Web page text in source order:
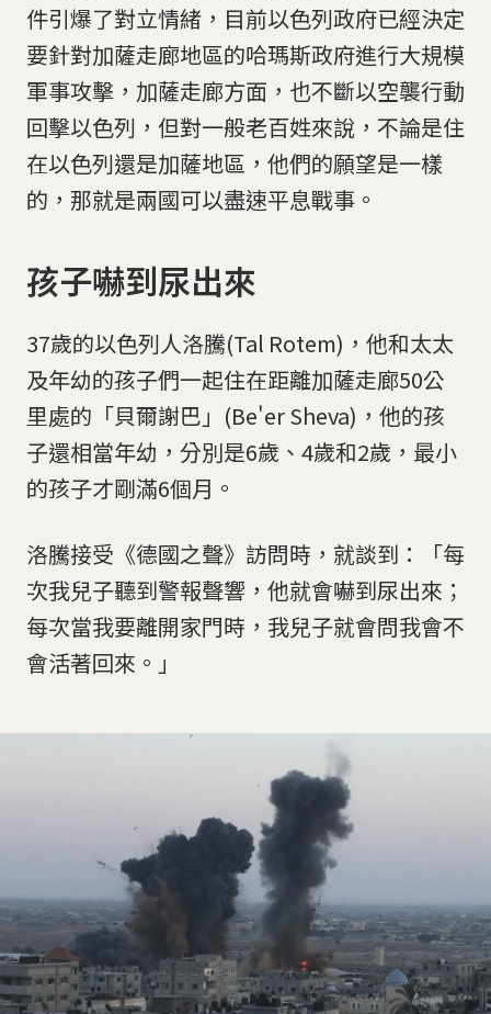
件引爆了對立情緒，目前以色列政府已經決定
要針對加薩走廊地區的哈瑪斯政府進行大規模
軍事攻擊，加薩走廊方面，也不斷以空襲行動
回擊以色列，但對一般老百姓來說，不論是住
在以色列還是加薩地區，他們的願望是一樣
的，那就是兩國可以盡速平息戰事。
孩子嚇到尿出來
37歲的以色列人洛騰(Tal Rotem)，他和太太
及年幼的孩子們一起住在距離加薩走廊50公
里處的「貝爾謝巴」(Be'er Sheva)，他的孩
子還相當年幼，分別是6歲、4歲和2歲，最小
的孩子才剛滿6個月。
洛騰接受《德國之聲》訪問時，就談到：「每
次我兒子聽到警報聲響，他就會嚇到尿出來；
每次當我要離開家門時，我兒子就會問我會不
會活著回來。」